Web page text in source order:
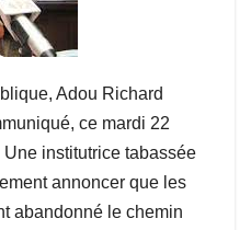
Adou Richard
ce mardi 22
Une institutrice tabassée
annoncer que les
abandonné le chemin